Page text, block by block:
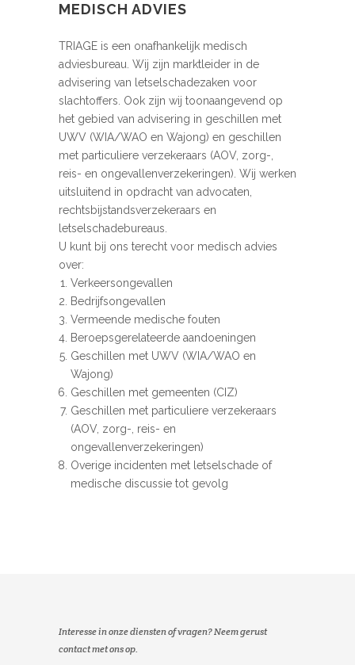
MEDISCH ADVIES
TRIAGE is een onafhankelijk medisch
adviesbureau. Wij zijn marktleider in de
advisering van letselschadezaken voor
slachtoffers. Ook zijn wij toonaangevend op
het gebied van advisering in geschillen met
UWV (WIA/WAO en Wajong) en geschillen
met particuliere verzekeraars (AOV, zorg-,
reis- en ongevallenverzekeringen). Wij werken
uitsluitend in opdracht van advocaten,
rechtsbijstandsverzekeraars en
letselschadebureaus.
U kunt bij ons terecht voor medisch advies
over:
Verkeersongevallen
Bedrijfsongevallen
Vermeende medische fouten
Beroepsgerelateerde aandoeningen
Geschillen met UWV (WIA/WAO en
Wajong)
Geschillen met gemeenten (CIZ)
Geschillen met particuliere verzekeraars
(AOV, zorg-, reis- en
ongevallenverzekeringen)
Overige incidenten met letselschade of
medische discussie tot gevolg
Interesse in onze diensten of vragen? Neem gerust
contact met ons op.